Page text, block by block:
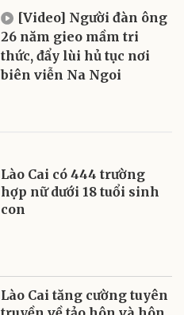
[Video] Người đàn ông
26 năm gieo mầm tri
thức, đẩy lùi hủ tục nơi
biên viễn Na Ngoi
Lào Cai có 444 trường
hợp nữ dưới 18 tuổi sinh
con
Lào Cai tăng cường tuyên